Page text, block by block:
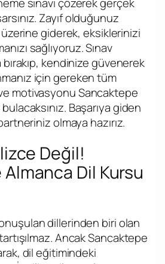
Zayıf olduğunuz
giderek, eksiklerinizi
sağlıyoruz. Sınav
bırakıp, kendinize güvenerek
için gereken tüm
motivasyonu Sancaktepe
Başarıya giden
olmaya hazırız.
Değil!
Dil Kursu
dillerinden biri olan
Ancak Sancaktepe
dil eğitimindeki